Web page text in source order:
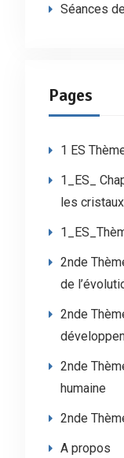
Séances
Pages
1 ES
1_ES_
les cristaux
2nde
de
2nde
2nde
humaine
2nde
A propos